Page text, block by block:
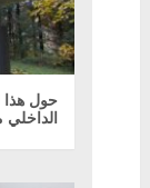
حول هذا
الداخلي